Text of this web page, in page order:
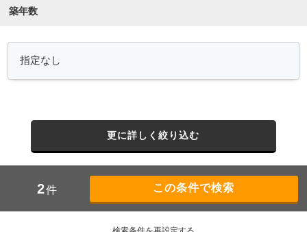
築年数
更に詳しく絞り込む
2件